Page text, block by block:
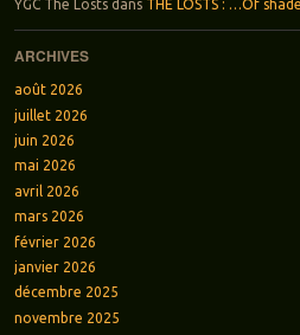
YGC The Lostsdans THE LOSTS : …Of
ARCHIVES
août 2026
juillet 2026
juin 2026
mai 2026
avril 2026
mars 2026
février 2026
janvier 2026
décembre 2025
novembre 2025